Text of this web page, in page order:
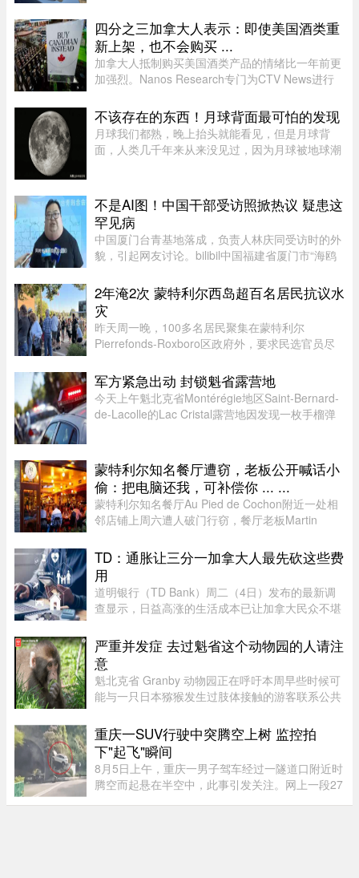
者，此种暴行震惊了全美。周五（7月31日），圣
贝纳迪诺县（San Bernardino Coun ...
四分之三加拿大人表示：即使美国酒类重
新上架，也不会购买 ...
加拿大人抵制购买美国酒类产品的情绪比一年前更
加强烈。Nanos Research专门为CTV News进行
大人表示，即使美国酒类重新摆上货架，他们也不
太可能购买。 ...
不该存在的东西！月球背面最可怕的发现
月球我们都熟，晚上抬头就能看见，但是月球背
面，人类几千年来从来没见过，因为月球被地球潮
面一样拥有14天一轮的完整白 ...
不是AI图！中国干部受访照掀热议 疑患这
罕见病
中国厦门台青基地落成，负责人林庆同受访时的外
貌，引起网友讨论。bilibil中国福建省厦门市“海鸥
时，异常肿大的脖子引起网友议论，被怀疑是AI特
效。不过，有认识他的 ...
2年淹2次 蒙特利尔西岛超百名居民抗议水
灾
昨天周一晚，100多名居民聚集在蒙特利尔
Pierrefonds-Roxboro区政府外，要求民选官员尽
水侵袭以来，该区举行的首次市政委员会会议。居
民表示，自己已经花费数万甚至数十 ...
军方紧急出动 封锁魁省露营地
今天上午魁北克省Montérégie地区Saint-Bernard-
de-Lacolle的Lac Cristal露营地因发现一枚手榴弹
历史，目前对露营者没有 ...
蒙特利尔知名餐厅遭窃，老板公开喊话小
偷：把电脑还我，可补偿你 ... ...
蒙特利尔知名餐厅Au Pied de Cochon附近一处相
邻店铺上周六遭人破门行窃，餐厅老板Martin
找回电脑。据Martin Picard介绍，被盗地点位于
Plateau-Mont-Royal区Duluth Es ...
TD：通胀让三分一加拿大人最先砍这些费
用
道明银行（TD Bank）周二（4日）发布的最新调
查显示，日益高涨的生活成本已让加拿大民众不堪
Global News报道，道明保险（TD Insurance）的
数据指出，33%的加拿大民众为了节 ...
严重并发症 去过魁省这个动物园的人请注
意
魁北克省 Granby 动物园正在呼吁本周早些时候可
能与一只日本猕猴发生过肢体接触的游客联系公共
伤。猕猴可能会携带 B 型疱疹病毒（Herpes B
virus）。这种病毒在人体内极 ...
重庆一SUV行驶中突腾空上树 监控拍
下"起飞"瞬间
8月5日上午，重庆一男子驾车经过一隧道口附近时
腾空而起悬在半空中，此事引发关注。网上一段27